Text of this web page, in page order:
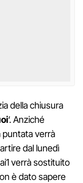
della chiusura
‘. Anziché
puntata verrà
dal lunedì
verrà sostituito
è dato sapere